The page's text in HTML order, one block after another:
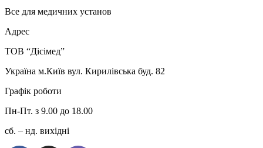
Все для медичних установ
Адрес
ТОВ “Дісімед”
Україна м.Київ вул. Кирилівська буд. 82
Графік роботи
Пн-Пт. з 9.00 до 18.00
сб. – нд. вихідні